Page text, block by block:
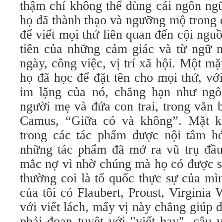
thậm chí không thể dùng cái ngôn
họ đã thành thạo và ngưỡng mộ trong
để viết mọi thứ liên quan đến cội
tiên của những cảm giác và từ ngữ
ngày, công việc, vị trí xã hội. Một
họ đã học để đặt tên cho mọi thứ,
im lặng của nó, chẳng hạn như
người mẹ và đứa con trai, trong văn
Camus, “Giữa có và không”. Mặt
trong các tác phẩm được nội tâm
những tác phẩm đã mở ra vũ trụ
mắc nợ vì nhờ chúng mà họ có được
thường coi là tổ quốc thực sự của
của tôi có Flaubert, Proust, Virginia
với viết lách, mấy vị này chẳng giúp